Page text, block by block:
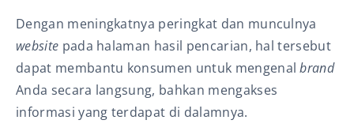
Dengan meningkatnya peringkat dan munculnya
website pada halaman hasil pencarian, hal tersebut
dapat membantu konsumen untuk mengenalbrand
Anda secara langsung, bahkan mengakses
informasi yang terdapat di dalamnya.